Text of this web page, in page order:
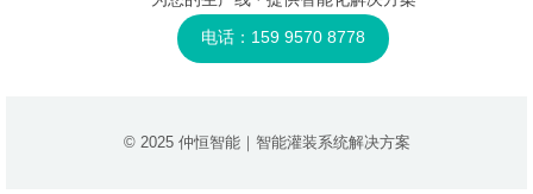
电话：159 9570 8778
© 2025 仲恒智能｜智能灌装系统解决方案